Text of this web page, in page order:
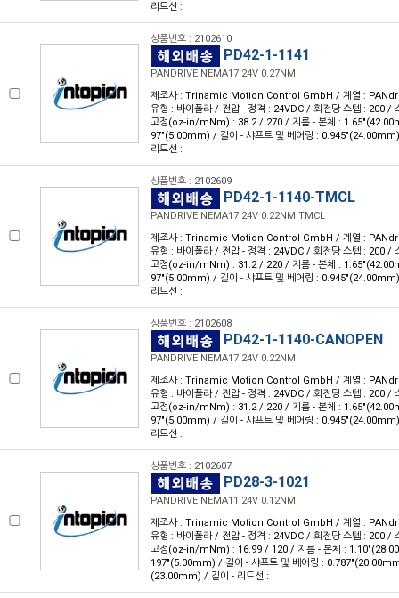
리드선 :
상품번호 : 2102610
PD42-1-1141
PANDRIVE NEMA17 24V 0.27NM
제조사 : Trinamic Motion Control GmbH / 계열 :
유형 : 바이폴라 / 전압 - 정격 : 24VDC / 회전당 스텝 : 200 /
고정(oz-in/mNm) : 38.2 / 270 / 지름 - 본체 :
97"(5.00mm) / 길이 - 샤프트 및 베어링 :
리드선 :
상품번호 : 2102609
PD42-1-1140-TMCL
PANDRIVE NEMA17 24V 0.22NM TMCL
제조사 : Trinamic Motion Control GmbH / 계열 :
유형 : 바이폴라 / 전압 - 정격 : 24VDC / 회전당 스텝 : 200 /
고정(oz-in/mNm) : 31.2 / 220 / 지름 - 본체 :
97"(5.00mm) / 길이 - 샤프트 및 베어링 :
리드선 :
상품번호 : 2102608
PD42-1-1140-CANOPEN
PANDRIVE NEMA17 24V 0.22NM
제조사 : Trinamic Motion Control GmbH / 계열 :
유형 : 바이폴라 / 전압 - 정격 : 24VDC / 회전당 스텝 : 200 /
고정(oz-in/mNm) : 31.2 / 220 / 지름 - 본체 :
97"(5.00mm) / 길이 - 샤프트 및 베어링 :
리드선 :
상품번호 : 2102607
PD28-3-1021
PANDRIVE NEMA11 24V 0.12NM
제조사 : Trinamic Motion Control GmbH / 계열 :
유형 : 바이폴라 / 전압 - 정격 : 24VDC / 회전당 스텝 : 200 /
고정(oz-in/mNm) : 16.99 / 120 / 지름 - 본체 :
197"(5.00mm) / 길이 - 샤프트 및 베어링 :
(23.00mm) / 길이 - 리드선 :